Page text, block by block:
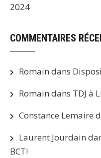
2024
COMMENTAIRES
Romain dans
Romain dans TDJ à
Constance Lemaire
Laurent Jourdain
BCT!